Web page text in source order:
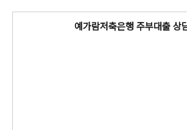
예가람저축은행 주부대출 상